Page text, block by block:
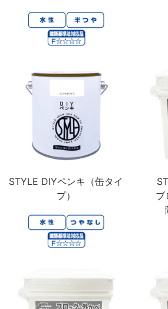
STYLE DIYペンキ（缶タイ
プ）
ブ